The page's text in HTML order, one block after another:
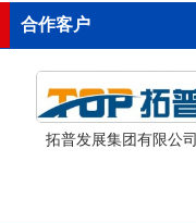
合作客户
拓普发展集团有限公司